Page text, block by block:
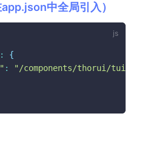
中全局引入）
:
{
:
"/components/thorui/tui-